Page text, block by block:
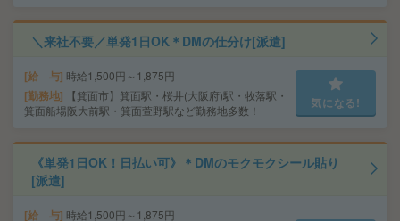
＼来社不要／単発1日OK＊DMの仕分け[派遣]
給 与 時給1,500円～1,875円
勤務地
【箕面市】箕面駅・桜井(大阪府)駅・牧落駅・
箕面船場阪大前駅・箕面萱野駅など勤務地多数！
気になる!
《単発1日OK！日払い可》＊DMのモクモクシール貼り
[派遣]
給 与 時給1,500円～1,875円